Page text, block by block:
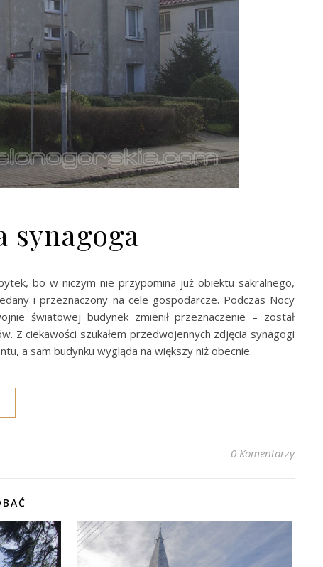
synagoga
bo w niczym nie przypomina już obiektu sakralnego,
i przeznaczony na cele gospodarcze. Podczas Nocy
światowej budynek zmienił przeznaczenie – został
Z ciekawości szukałem przedwojennych zdjęcia synagogi
a sam budynku wygląda na większy niż obecnie.
0 Komentarzy